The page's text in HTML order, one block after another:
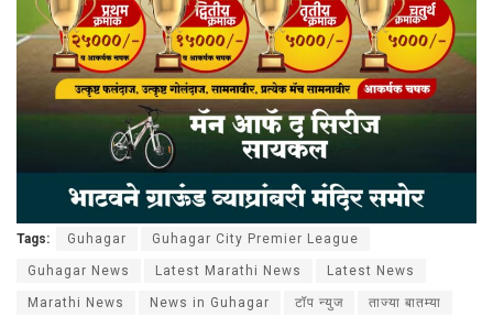
Tags: Guhagar Guhagar City Premier League
Guhagar News Latest Marathi News Latest News
Marathi News News in Guhagar टॉप न्युज ताज्या बातम्या